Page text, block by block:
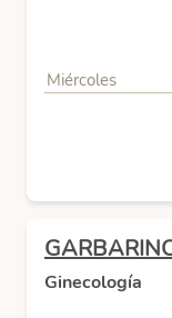
Miércoles
Ginecología